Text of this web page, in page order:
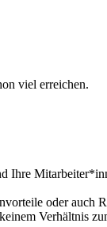
viel erreichen.
oder auch
Verhältnis